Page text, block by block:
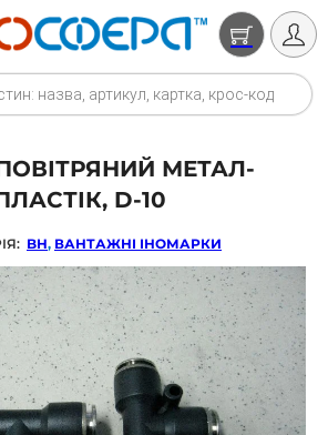
МЕТАЛ-
D-10
BH, ВАНТАЖНІ ІНОМАРКИ